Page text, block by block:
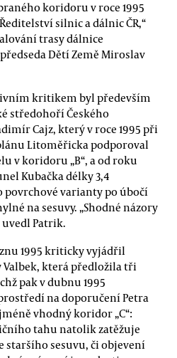
koridoru v roce 1995
silnic a dálnic ČR,“
trasy dálnice
Dětí Země Miroslav
kritikem byl především
středohoří Českého
Cajz, který v roce 1995 při
Litoměřicka podporoval
v koridoru „B“, a od roku
Kubačka délky 3,4
povrchové varianty po úbočí
na sesuvy. „Shodné názory
uvedl Patrik.
1995 kriticky vyjádřil
která předložila tři
pak v dubnu 1995
na doporučení Petra
vhodný koridor „C“:
tahu natolik zatěžuje
staršího sesuvu, či objevení